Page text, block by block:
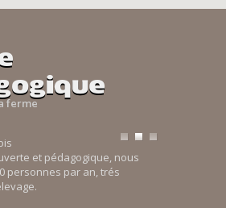
ferme
et pédagogique, nous
personnes par an, trés